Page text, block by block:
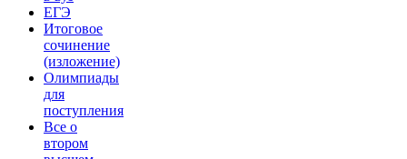
ЕГЭ
Итоговое
сочинение
(изложение)
Олимпиады
для
поступления
Все о
втором